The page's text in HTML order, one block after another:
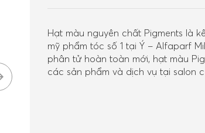
Hạt màu nguyên chất Pigments là
mỹ phẩm tóc số 1 tại Ý – Alfaparf
phân tử hoàn toàn mới, hạt màu
các sản phẩm và dịch vụ tại salon